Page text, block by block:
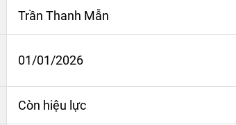
Trần Thanh Mẫn
01/01/2026
Còn hiệu lực